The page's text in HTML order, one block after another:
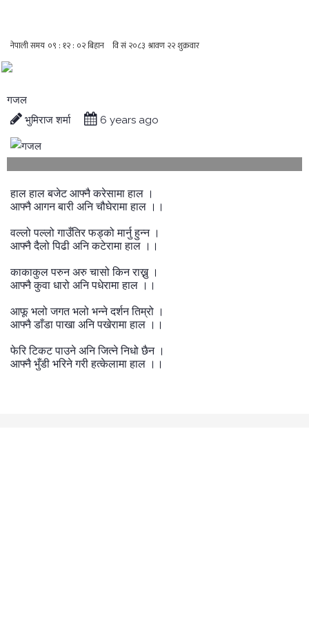
गजल
भुमिराज शर्मा
6 years ago
हाल हाल बजेट आफ्नै करेसामा हाल ।
आफ्नै आगन बारी अनि चौघेरामा हाल ।।
वल्लो पल्लो गाउँतिर फड्को मार्नु हुन्न ।
आफ्नै दैलो पिढी अनि कटेरामा हाल ।।
काकाकुल परुन अरु चासो किन राख्नु ।
आफ्नै कुवा धारो अनि पधेरामा हाल ।।
आफू भलो जगत भलो भन्ने दर्शन तिम्रो ।
आफ्नै डाँडा पाखा अनि पखेरामा हाल ।।
फेरि टिकट पाउने अनि जित्ने निधो छैन ।
आफ्नै भुँडी भरिने गरी हत्केलामा हाल ।।